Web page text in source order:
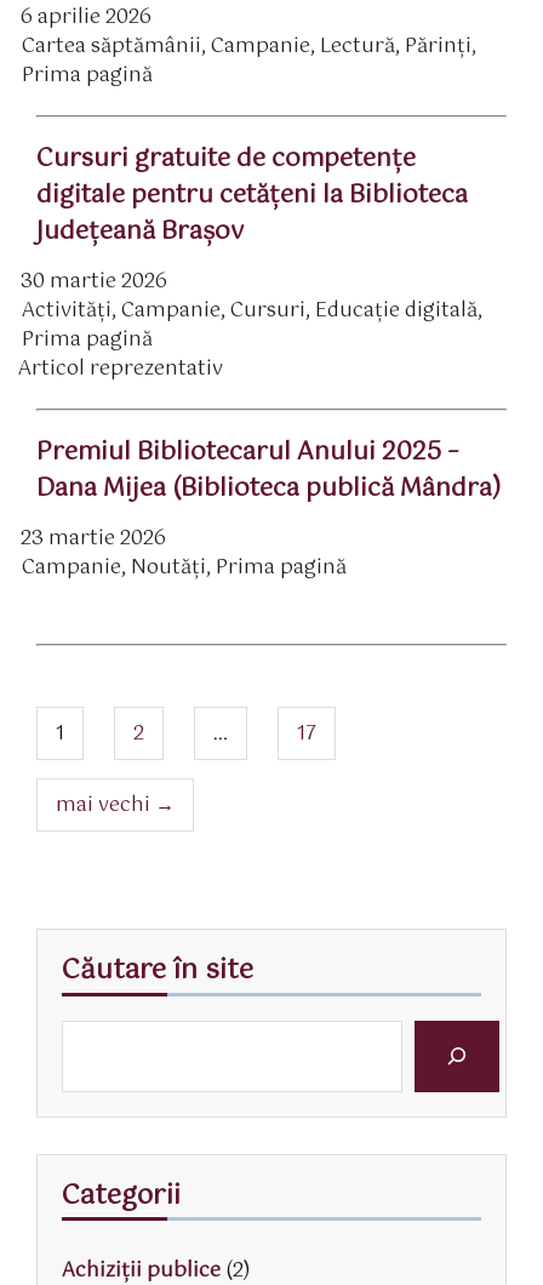
6 aprilie 2026
Cartea săptămânii,Campanie, Lectură, Părinţi,
Prima pagină
Cursuri gratuite de competenţe
digitale pentru cetăţeni la Biblioteca
Judeţeană Braşov
30 martie 2026
Activităţi,Campanie,Cursuri, Educaţie digitală,
Prima pagină
Articol reprezentativ
Premiul Bibliotecarul Anului 2025 –
Dana Mijea (Biblioteca publică Mândra)
23 martie 2026
Campanie, Noutăți, Prima pagină
Navigare
articole
pagina
1 pagina
2 … pagina
17
mai vechi →
Căutare în site
Categorii
Achiziții publice(2)